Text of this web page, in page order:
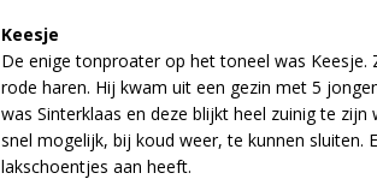
Keesje
De enige tonproater op het toneel was
rode haren. Hij kwam uit een gezin met 5
was Sinterklaas en deze blijkt heel zuinig te
snel mogelijk, bij koud weer, te kunnen sluiten.
lakschoentjes aan heeft.